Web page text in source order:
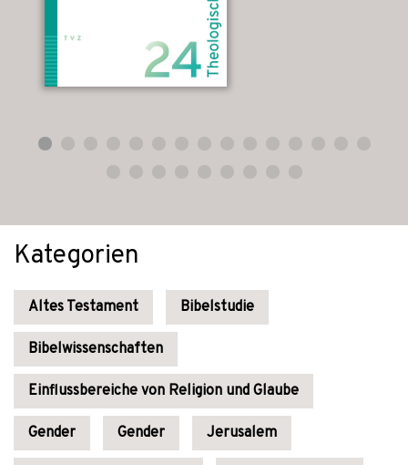
Kategorien
Altes Testament Bibelstudie
Bibelwissenschaften
Einflussbereiche von Religion und Glaube
Gender Gender Jerusalem